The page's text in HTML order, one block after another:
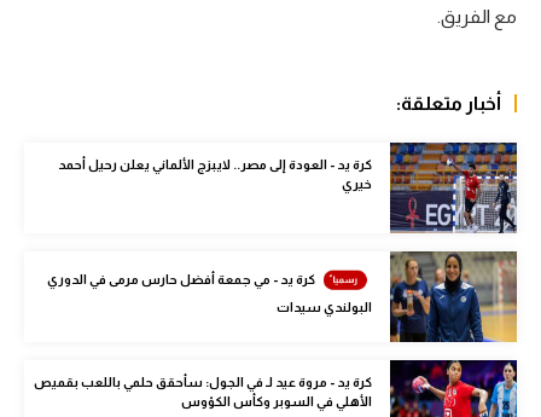
الدوري الإسباني
القسم الثاني
رياضات أخرى
أمم إفريقيا
كرة السلة الأمريكية
كرة سلة
كرة طائرة
مع الفريق.
أخبار متعلقة:
كرة يد - العودة إلى مصر.. لايبزج الألماني يعلن رحيل أحمد
خيري
كرة يد - مي جمعة أفضل حارس مرمى في الدوري
البولندي سيدات
كرة يد - مروة عيد لـ في الجول: سأحقق حلمي باللعب بقميص
الأهلي في السوبر وكأس الكؤوس